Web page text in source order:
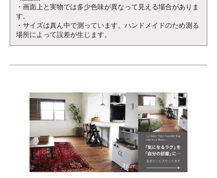
・画面上と実物では多少色味が異なって見える場合がありま
す。
・サイズは真ん中で測っています。ハンドメイドのため測る
場所によって誤差が生じます。